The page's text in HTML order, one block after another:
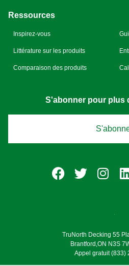
Ressources
Inspirez-vous
Littérature sur les produits
Comparaison des produits
S'abonner pour plus
TruNorth Decking 55
Brantford,ON N3S
Appel gratuit (833)